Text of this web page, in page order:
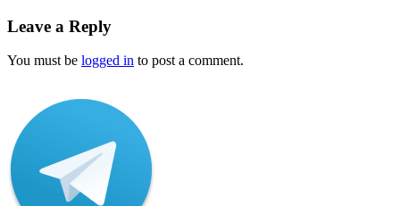
Leave a Reply
You must be logged in to post a comment.